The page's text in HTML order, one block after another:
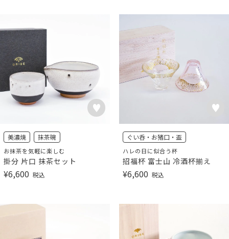
美濃焼 抹茶碗
お抹茶を気軽に楽しむ
掛分 片口 抹茶セット
¥6,600 税込
ぐい呑・お猪口・盃
ハレの日に似合う杯
招福杯 富士山 冷酒杯揃え
¥6,600 税込